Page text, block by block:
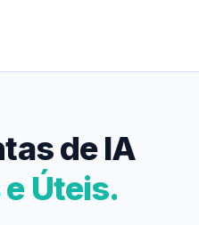
de IA
Úteis.